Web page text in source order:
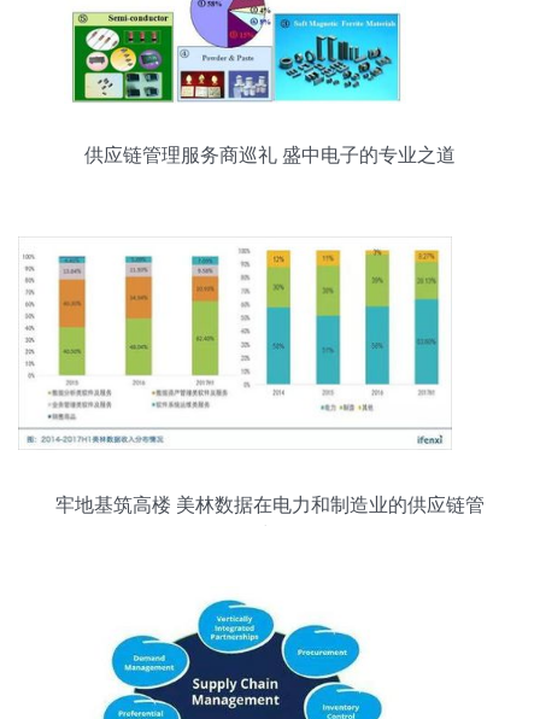
供应链管理服务商巡礼 盛中电子的专业之道
牢地基筑高楼 美林数据在电力和制造业的供应链管